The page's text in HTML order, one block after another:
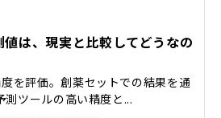
は、現実と比較してどうなの
を評価。創薬セットでの結果を通
ツールの高い精度と...